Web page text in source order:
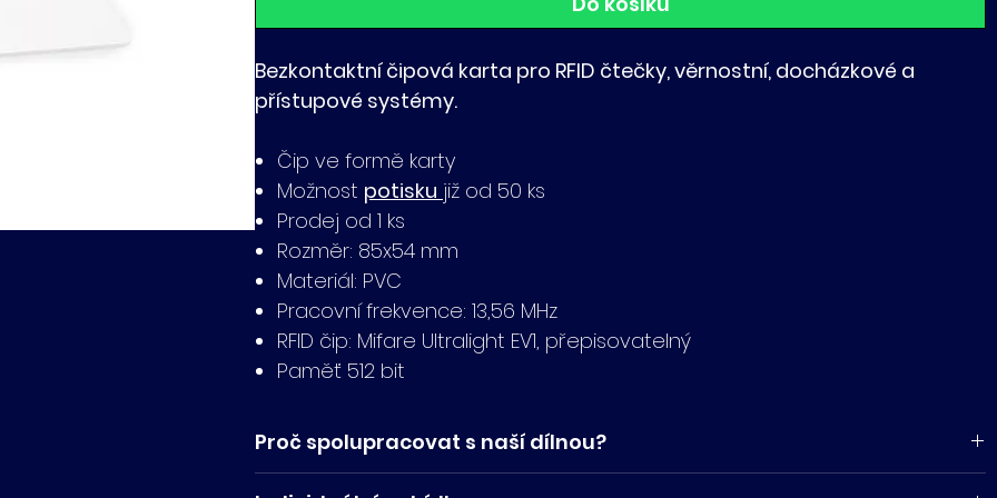
Bezkontaktní čipová karta pro RFID čtečky, věrnostní, docházkové a
přístupové systémy.
Čip ve formě karty
Možnost potisku již od 50 ks
Prodej od 1 ks
Rozměr: 85x54 mm
Materiál: PVC
Pracovní frekvence: 13,56 MHz
RFID čip: Mifare Ultralight EV1, přepisovatelný
Paměť 512 bit
Proč spolupracovat s naší dílnou?
Karty umíme potisknout a vyrobit včetně povrchových úprav (emboss,